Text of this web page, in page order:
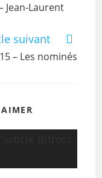
Jean-Laurent
suivant
– Les nominés